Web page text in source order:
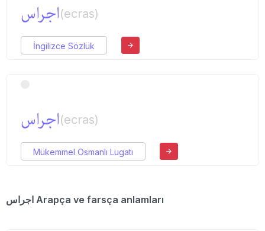
اجراس(ecras)
İngilizce Sözlük
اجراس(ecras)
Mükemmel Osmanlı Lugatı
اجراس Arapça ve farsça anlamları